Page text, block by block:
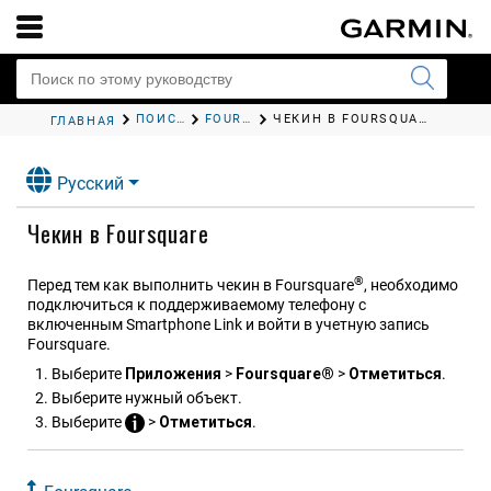
ГЛАВНАЯ ПОИСК И СОХРАНЕНИЕ МЕСТОПОЛОЖЕНИЙ FOURSQUARE ЧЕКИН В FOURSQUARE
Русский
Чекин в Foursquare
Перед тем как выполнить чекин в Foursquare®, необходимо
подключиться к поддерживаемому телефону с
включенным Smartphone Link и войти в учетную запись
Foursquare.
Выберите Приложения > Foursquare® > Отметиться.
Выберите нужный объект.
Выберите
> Отметиться.